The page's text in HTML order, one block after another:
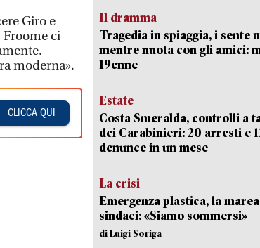
Giro e
ci
moderna».
CLICCA QUI
Il dramma
Tragedia in spiaggia, i sente
mentre nuota con gli amici:
19enne
Estate
Costa Smeralda, controlli a
dei Carabinieri: 20 arresti e
denunce in un mese
La crisi
Emergenza plastica, la
sindaci: «Siamo sommersi»
di Luigi Soriga